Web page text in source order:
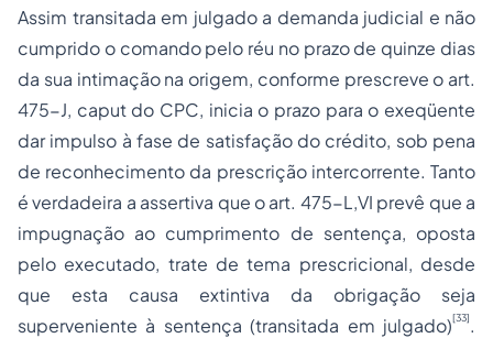
Assim transitada em julgado a demanda judicial e não
cumprido o comando pelo réu no prazo de quinze dias
da sua intimação na origem, conforme prescreve o art.
475-J, caput do CPC, inicia o prazo para o exeqüente
dar impulso à fase de satisfação do crédito, sob pena
de reconhecimento da prescrição intercorrente. Tanto
é verdadeira a assertiva que o art. 475-L,VI prevê que a
impugnação ao cumprimento de sentença, oposta
pelo executado, trate de tema prescricional, desde
que esta causa extintiva da obrigação seja
superveniente à sentença (transitada em julgado)[33].